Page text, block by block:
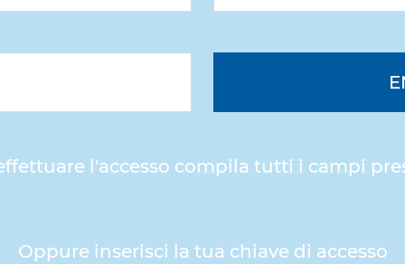
l'accesso compila tutti i campi
Oppure inserisci la tua chiave di accesso